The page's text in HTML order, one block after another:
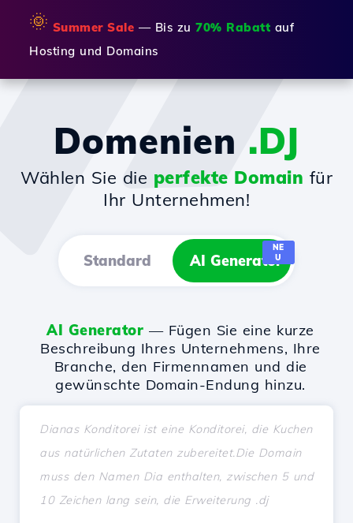
🌞 Summer Sale — Bis zu 70% Rabatt auf
Hosting und Domains
Domenien .DJ
Wählen Sie die perfekte Domain für
Ihr Unternehmen!
Standard AI Generator
NE
U
AI Generator — Fügen Sie eine kurze
Beschreibung Ihres Unternehmens, Ihre
Branche, den Firmennamen und die
gewünschte Domain-Endung hinzu.